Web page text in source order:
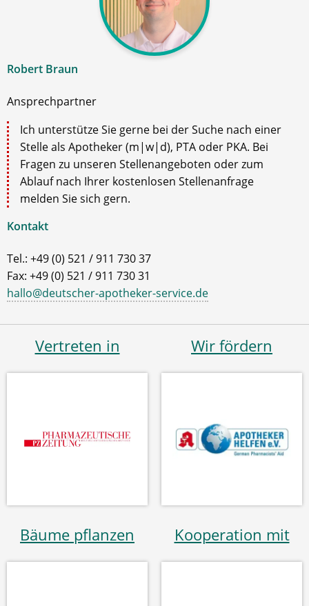
Robert Braun
Ansprechpartner
Ich unterstütze Sie gerne bei der Suche nach einer
Stelle als Apotheker (m|w|d), PTA oder PKA. Bei
Fragen zu unseren Stellenangeboten oder zum
Ablauf nach Ihrer kostenlosen Stellenanfrage
melden Sie sich gern.
Kontakt
Tel.: +49 (0) 521 / 911 730 37
Fax: +49 (0) 521 / 911 730 31
hallo@deutscher-apotheker-service.de
Vertreten in Wir fördern
Bäume pflanzen Kooperation mit